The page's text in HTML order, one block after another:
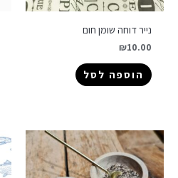
נייר דוחה שומן חום
₪10.00
הוספה לסל